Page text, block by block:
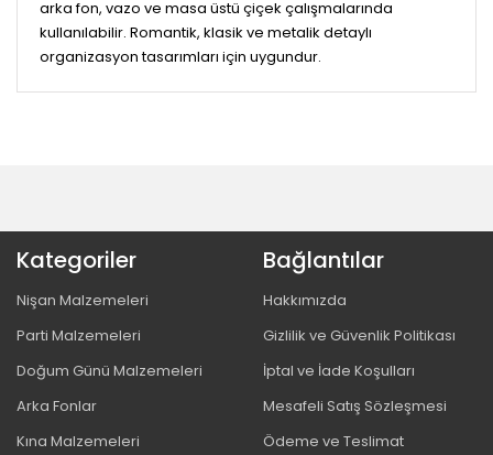
arka fon, vazo ve masa üstü çiçek çalışmalarında
kullanılabilir. Romantik, klasik ve metalik detaylı
organizasyon tasarımları için uygundur.
Kategoriler
Nişan Malzemeleri
Parti Malzemeleri
Doğum Günü Malzemeleri
Arka Fonlar
Kına Malzemeleri
Bağlantılar
Hakkımızda
Gizlilik ve Güvenlik Politikası
İptal ve İade Koşulları
Mesafeli Satış Sözleşmesi
Ödeme ve Teslimat